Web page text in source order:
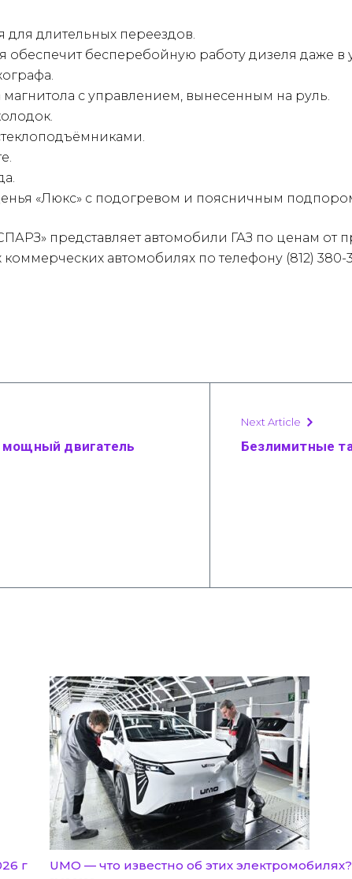
для длительных переездов.
обеспечит бесперебойную работу дизеля даже
с управлением, вынесенным на руль.
«Люкс» с подогревом и поясничным
представляет автомобили ГАЗ по ценам от
автомобилях по телефону (812) 380-
мощный двигатель
Next Article
Безлимитные
г UMO — что известно об этих электромобилях?